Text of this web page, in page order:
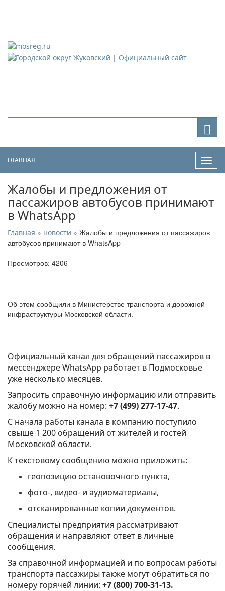
ГЛАВНАЯ
Жалобы и предложения от
пассажиров автобусов принимают
в WhatsApp
Главная » новости » Жалобы и предложения от пассажиров
автобусов принимают в WhatsApp
Просмотров: 4206
Об этом сообщили в Министерстве транспорта и дорожной
инфраструктуры Московской области.
Официальный канал для обращений пассажиров в
мессенджере WhatsApp работает в Подмосковье
уже несколько месяцев.
Запросить справочную информацию или отправить
жалобу можно на номер: +7 (499) 277-17-47.
С начала работы канала в компанию поступило
свыше 1 200 обращений от жителей и гостей
Московской области.
К текстовому сообщению можно приложить:
геопозицию остановочного пункта,
фото-, видео- и аудиоматериалы,
отсканированные копии документов.
Специалисты предприятия рассматривают
обращения и направляют ответ в личные
сообщения.
За справочной информацией и по вопросам работы
транспорта пассажиры также могут обратиться по
номеру горячей линии: +7 (800) 700-31-13.